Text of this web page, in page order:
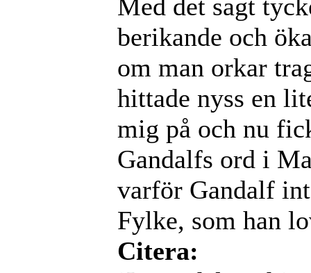
Med det sagt
berikande och
om man orkar
hittade nyss en
mig på och nu
Gandalfs ord i
varför Gandalf
Fylke, som han
Citera: